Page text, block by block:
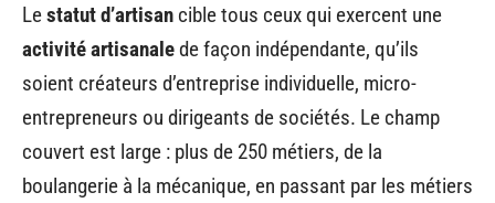
Lestatut d’artisan cible tous ceux qui exercent une
activité artisanalede façon indépendante, qu’ils
soient créateurs d’entreprise individuelle, micro-
entrepreneurs ou dirigeants de sociétés. Le champ
couvert est large : plus de 250 métiers, de la
boulangerie à la mécanique, en passant par les métiers